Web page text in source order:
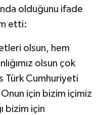
olduğunu ifade
etti:
olsun, hem
olsun çok
Türk Cumhuriyeti
Onun için bizim içimiz
bizim için